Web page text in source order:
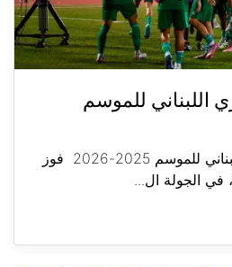
اللبناني للموسم
الأنصار بطلًا للدوري اللبناني للموسم 2025-2026 فوز